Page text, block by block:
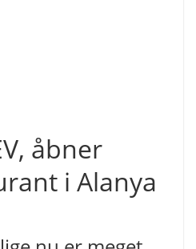
åbner
i Alanya